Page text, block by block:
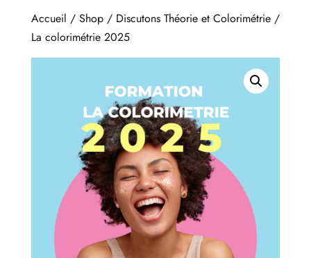
Accueil / Shop/ Discutons Théorie et Colorimétrie/
La colorimétrie 2025